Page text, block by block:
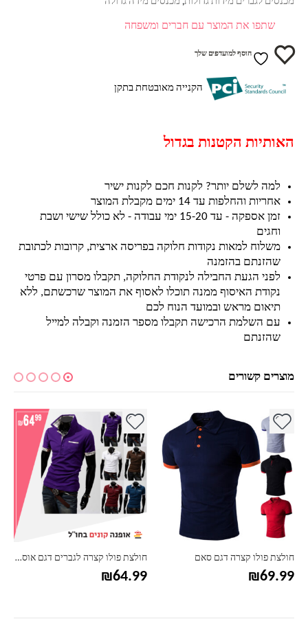
,
שתפו את המוצר עם חברים ומשפחה
הוסף למועדפים שלך
הקנייה מאובטחת בתקן
האותיות הקטנות בגדול
למה לשלם יותר? לקנות חכם לקנות ישיר
אחריות והחלפות עד 14 ימים מקבלת המוצר
זמן אספקה - עד 15-20 ימי עבודה - לא כולל שישי ושבת
וחגים
משלוח למאות נקודות חלוקה בפריסה ארצית, קרובות לכתובת
שהזנתם בהזמנה
לפני הגעת החבילה לנקודת החלוקה, תקבלו מסרון עם פרטי
נקודת האיסוף ממנה תוכלו לאסוף את המוצר שרכשתם, ללא
תיאום מראש ובמועד הנוח לכם
עם השלמת הרכישה תקבלו מספר הזמנה וקבלה למייל
שהזנתם
מוצרים קשורים
חולצת פולו קצרה דגם סאם
₪69.99
חולצת פולו קצרה לגברים דגם אוסקר
₪64.99